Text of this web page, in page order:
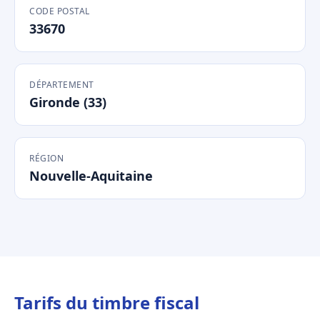
CODE POSTAL
33670
DÉPARTEMENT
Gironde (33)
RÉGION
Nouvelle-Aquitaine
Tarifs du timbre fiscal